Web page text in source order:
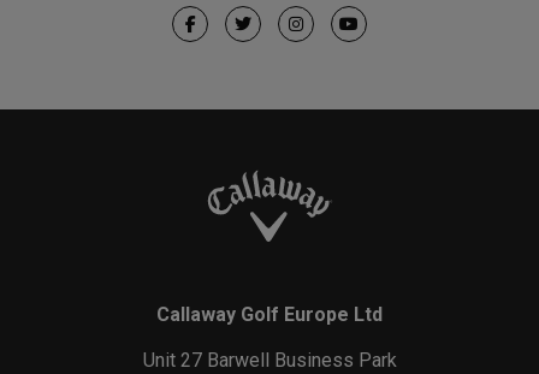
Callaway Golf Europe Ltd
Unit 27 Barwell Business Park